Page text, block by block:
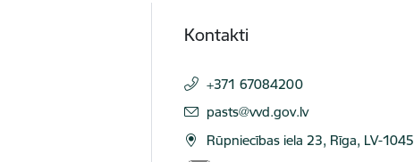
Kontakti
+371 67084200
E-pasts:
pasts@vvd.gov.lv
Rūpniecības iela 23, Rīga, LV-1045